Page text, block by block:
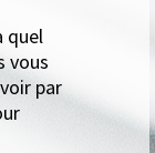
quel
vous
par